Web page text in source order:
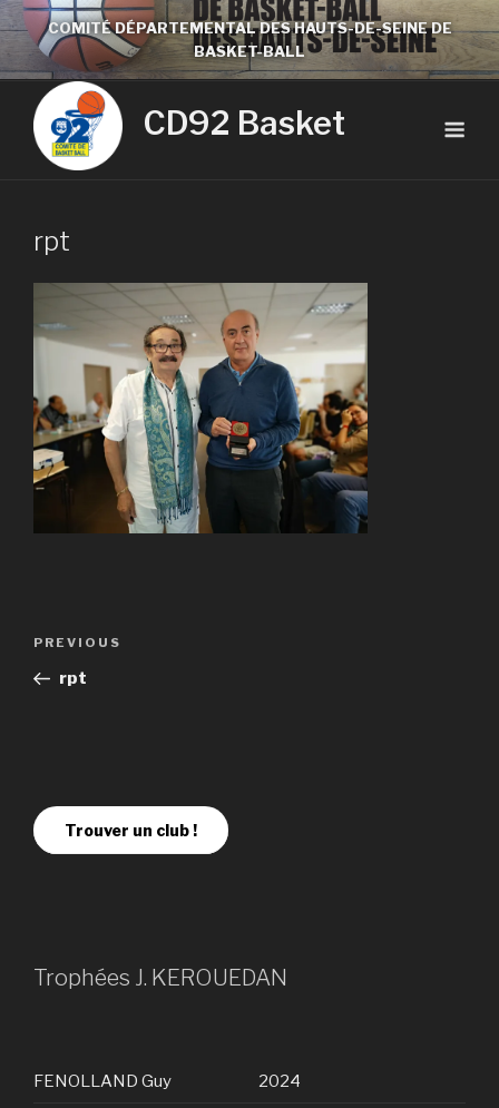
COMITÉ DÉPARTEMENTAL DES HAUTS-DE-SEINE DE
BASKET-BALL
CD92 Basket
rpt
PREVIOUS
rpt
Trouver un club !
Trophées J. KEROUEDAN
FENOLLAND Guy 2024